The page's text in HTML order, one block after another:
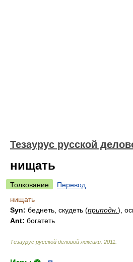
Тезаурус русской
нищать
Толкование
Перевод
нищать
Syn: беднеть, скудеть (приподн. ),
Ant: богатеть
Тезаурус русской деловой лексики 2011